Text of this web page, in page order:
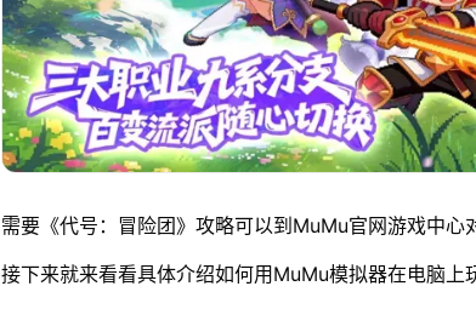
需要《代号：冒险团》攻略可以到MuMu官网游戏中心
接下来就来看看具体介绍如何用MuMu模拟器在电脑上